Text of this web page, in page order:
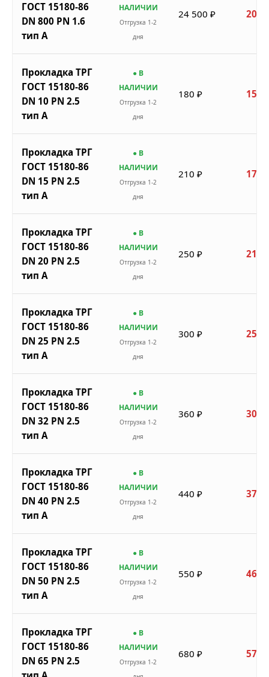
ГОСТ 15180-86
DN 800 PN 1.6
тип A
НАЛИЧИИ
Отгрузка 1-2
дня
24 500 ₽ 20
Прокладка ТРГ
ГОСТ 15180-86
DN 10 PN 2.5
тип A
● В
НАЛИЧИИ
Отгрузка 1-2
дня
180 ₽ 153
Прокладка ТРГ
ГОСТ 15180-86
DN 15 PN 2.5
тип A
● В
НАЛИЧИИ
Отгрузка 1-2
дня
210 ₽ 179
Прокладка ТРГ
ГОСТ 15180-86
DN 20 PN 2.5
тип A
● В
НАЛИЧИИ
Отгрузка 1-2
дня
250 ₽ 213
Прокладка ТРГ
ГОСТ 15180-86
DN 25 PN 2.5
тип A
● В
НАЛИЧИИ
Отгрузка 1-2
дня
300 ₽ 255
Прокладка ТРГ
ГОСТ 15180-86
DN 32 PN 2.5
тип A
● В
НАЛИЧИИ
Отгрузка 1-2
дня
360 ₽ 306
Прокладка ТРГ
ГОСТ 15180-86
DN 40 PN 2.5
тип A
● В
НАЛИЧИИ
Отгрузка 1-2
дня
440 ₽ 374
Прокладка ТРГ
ГОСТ 15180-86
DN 50 PN 2.5
тип A
● В
НАЛИЧИИ
Отгрузка 1-2
дня
550 ₽ 468
Прокладка ТРГ
ГОСТ 15180-86
DN 65 PN 2.5
● В
НАЛИЧИИ
Отгрузка 1-2
680 ₽ 578